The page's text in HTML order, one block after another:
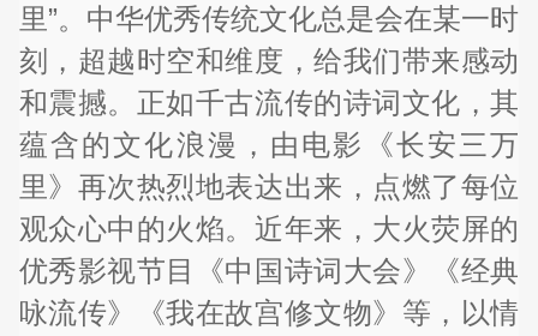
里”。中华优秀传统文化总是会在某一时
刻，超越时空和维度，给我们带来感动
和震撼。正如千古流传的诗词文化，其
蕴含的文化浪漫，由电影《长安三万
里》再次热烈地表达出来，点燃了每位
观众心中的火焰。近年来，大火荧屏的
优秀影视节目《中国诗词大会》《经典
咏流传》《我在故宫修文物》等，以情